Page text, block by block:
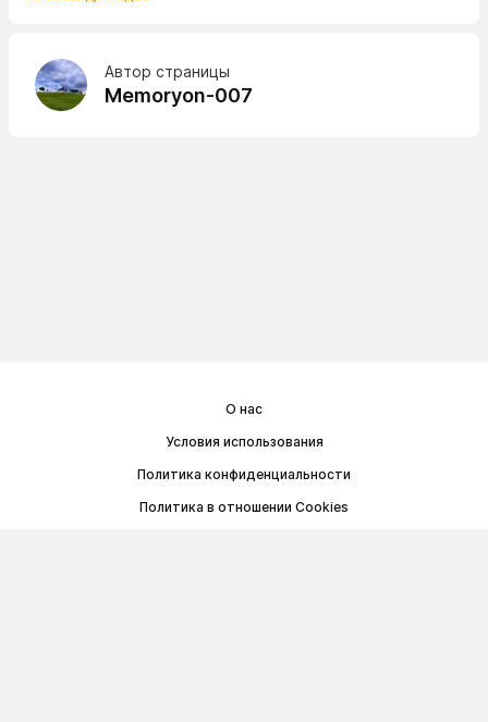
Автор страницы
Memoryon-007
О нас
Условия использования
Политика конфиденциальности
Политика в отношении Cookies